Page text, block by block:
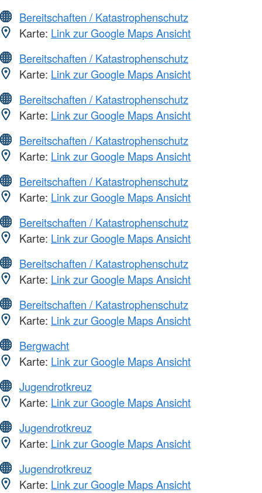
Bereitschaften / Katastrophenschutz
Karte: Link zur Google Maps Ansicht
Bereitschaften / Katastrophenschutz
Karte: Link zur Google Maps Ansicht
Bereitschaften / Katastrophenschutz
Karte: Link zur Google Maps Ansicht
Bereitschaften / Katastrophenschutz
Karte: Link zur Google Maps Ansicht
Bereitschaften / Katastrophenschutz
Karte: Link zur Google Maps Ansicht
Bereitschaften / Katastrophenschutz
Karte: Link zur Google Maps Ansicht
Bereitschaften / Katastrophenschutz
Karte: Link zur Google Maps Ansicht
Bereitschaften / Katastrophenschutz
Karte: Link zur Google Maps Ansicht
Bergwacht
Karte: Link zur Google Maps Ansicht
Jugendrotkreuz
Karte: Link zur Google Maps Ansicht
Jugendrotkreuz
Karte: Link zur Google Maps Ansicht
Jugendrotkreuz
Karte: Link zur Google Maps Ansicht